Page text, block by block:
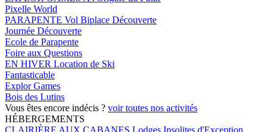
Pixelle World
PARAPENTE Vol Biplace Découverte
Journée Découverte
Ecole de Parapente
Foire aux Questions
EN HIVER Location de Ski
Fantasticable
Explor Games
Bois des Lutins
Vous êtes encore indécis ? voir toutes nos activités
HÉBERGEMENTS
CLAIRIÈRE AUX CABANES Lodges Insolites d'Exception